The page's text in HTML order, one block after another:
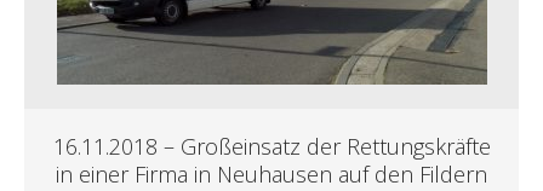
16.11.2018 – Großeinsatz der Rettungskräfte
in einer Firma in Neuhausen auf den Fildern